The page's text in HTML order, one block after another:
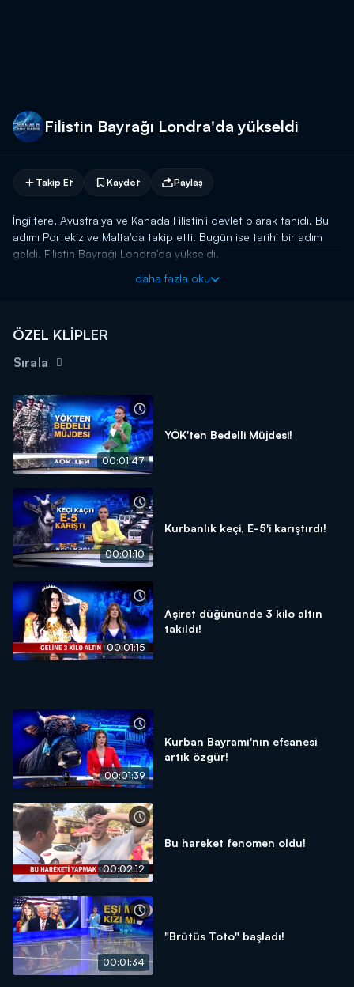
Filistin Bayrağı Londra'da yükseldi
Takip Et Kaydet Paylaş
İngiltere, Avustralya ve Kanada Filistin'i devlet olarak tanıdı. Bu
adımı Portekiz ve Malta'da takip etti. Bugün ise tarihi bir adım
geldi. Filistin Bayrağı Londra'da yükseldi.
Kanal D Haber, hafta içi her akşam Kanal D'de!
daha fazla oku
ÖZEL KLİPLER
Sırala
00:01:47
YÖK'ten Bedelli Müjdesi!
00:01:10
Kurbanlık keçi, E-5'i karıştırdı!
00:01:15
Aşiret düğününde 3 kilo altın
takıldı!
00:01:39
Kurban Bayramı'nın efsanesi
artık özgür!
00:02:12
Bu hareket fenomen oldu!
00:01:34
"Brütüs Toto" başladı!